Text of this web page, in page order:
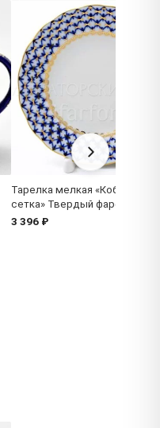
Тарелка мелкая
сетка» Твердый фарфор.
3 396 ₽